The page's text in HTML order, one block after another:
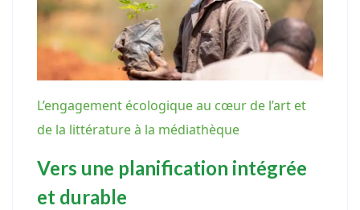
L’engagement écologique au cœur de l’art et
de la littérature à la médiathèque
Vers une planification intégrée
et durable